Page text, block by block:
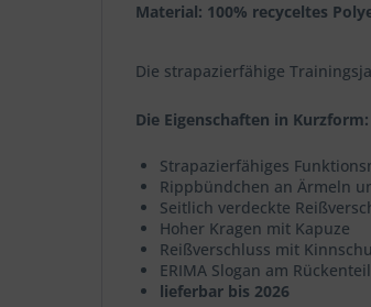
Material: 100% recyceltes
Die strapazierfähige
Die Eigenschaften in Kurzform:
Strapazierfähiges
Rippbündchen an Ärmeln
Seitlich verdeckte
Hoher Kragen mit Kapuze
Reißverschluss mit
ERIMA Slogan am Rückenteil
lieferbar bis 2026